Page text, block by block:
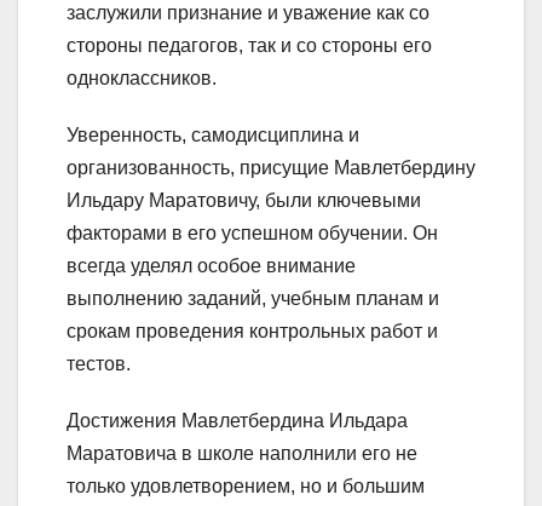
заслужили признание и уважение как со
стороны педагогов, так и со стороны его
одноклассников.
Уверенность, самодисциплина и
организованность, присущие Мавлетбердину
Ильдару Маратовичу, были ключевыми
факторами в его успешном обучении. Он
всегда уделял особое внимание
выполнению заданий, учебным планам и
срокам проведения контрольных работ и
тестов.
Достижения Мавлетбердина Ильдара
Маратовича в школе наполнили его не
только удовлетворением, но и большим